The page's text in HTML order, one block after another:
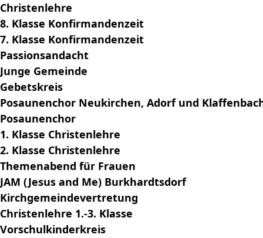
Christenlehre
8. Klasse Konfirmandenzeit
7. Klasse Konfirmandenzeit
Passionsandacht
Junge Gemeinde
Gebetskreis
Posaunenchor Neukirchen, Adorf und
Posaunenchor
1. Klasse Christenlehre
2. Klasse Christenlehre
Themenabend für Frauen
JAM (Jesus and Me) Burkhardtsdorf
Kirchgemeindevertretung
Christenlehre 1.-3. Klasse
Vorschulkinderkreis